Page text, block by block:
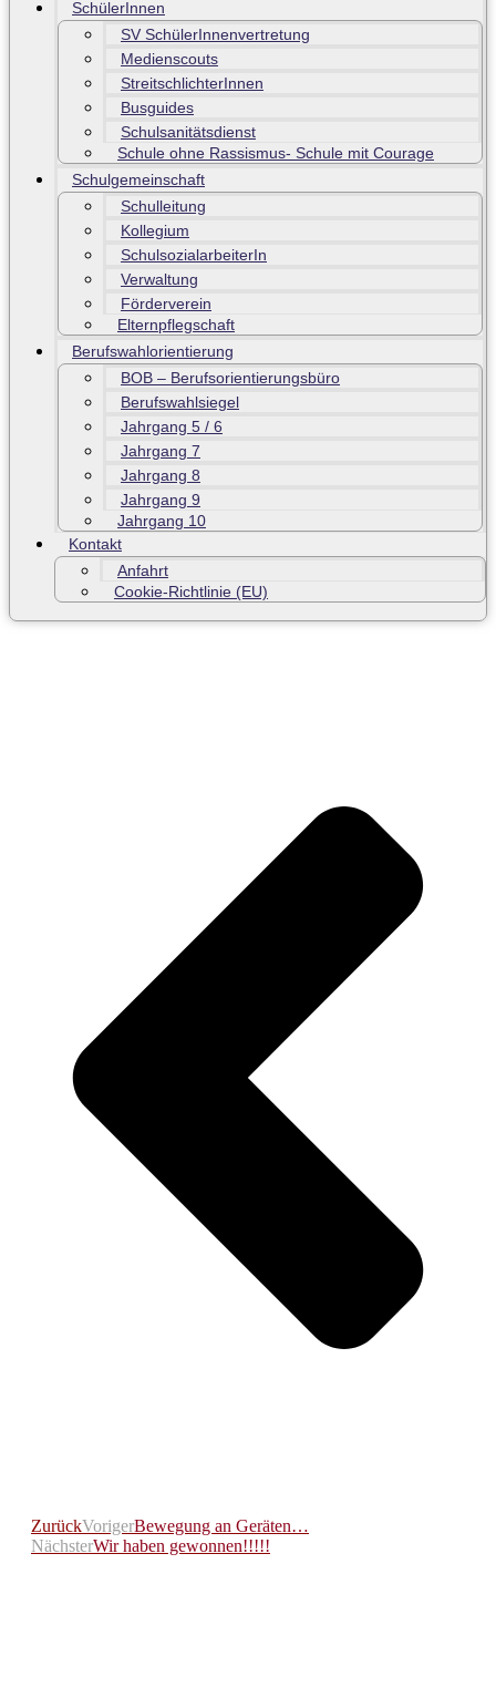
SchülerInnen
SV SchülerInnenvertretung
Medienscouts
StreitschlichterInnen
Busguides
Schulsanitätsdienst
Schule ohne Rassismus- Schule mit Courage
Schulgemeinschaft
Schulleitung
Kollegium
SchulsozialarbeiterIn
Verwaltung
Förderverein
Elternpflegschaft
Berufswahlorientierung
BOB – Berufsorientierungsbüro
Berufswahlsiegel
Jahrgang 5 / 6
Jahrgang 7
Jahrgang 8
Jahrgang 9
Jahrgang 10
Kontakt
Anfahrt
Cookie-Richtlinie (EU)
ZurückVorigerBewegung an Geräten…
NächsterWir haben gewonnen!!!!!